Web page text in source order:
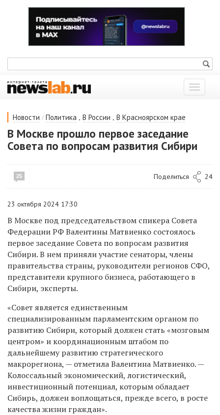
Показать
меню
Новости / Политика , В России , В Красноярском крае
В Москве прошло первое заседание
Совета по вопросам развития Сибири
25 Поделиться 24
23 октября 2024 17:30
В Москве под председательством спикера Совета
Федерации РФ Валентины Матвиенко состоялось
первое заседание Совета по вопросам развития
Сибири. В нем приняли участие сенаторы, члены
правительства страны, руководители регионов СФО,
представители крупного бизнеса, работающего в
Сибири, эксперты.
«Совет является единственным
специализированным парламентским органом по
развитию Сибири, который должен стать «мозговым
центром» и координационным штабом по
дальнейшему развитию стратегического
макрорегиона, — отметила Валентина Матвиенко. —
Колоссальный экономический, логистический,
инвестиционный потенциал, которым обладает
Сибирь, должен воплощаться, прежде всего, в росте
качества жизни граждан».